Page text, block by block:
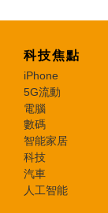
科技焦點
iPhone
5G流動
電腦
數碼
智能家居
科技
汽車
人工智能